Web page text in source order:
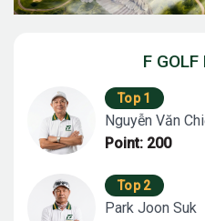
F
Top 1
Nguyễn Văn
Point: 200
Top 2
Park Joon Suk